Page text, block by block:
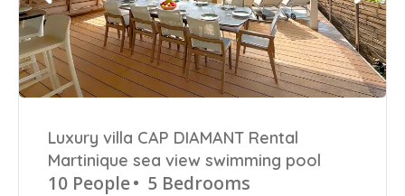
Luxury villa CAP DIAMANT Rental
Martinique sea view swimming pool
10 People• 5 Bedrooms